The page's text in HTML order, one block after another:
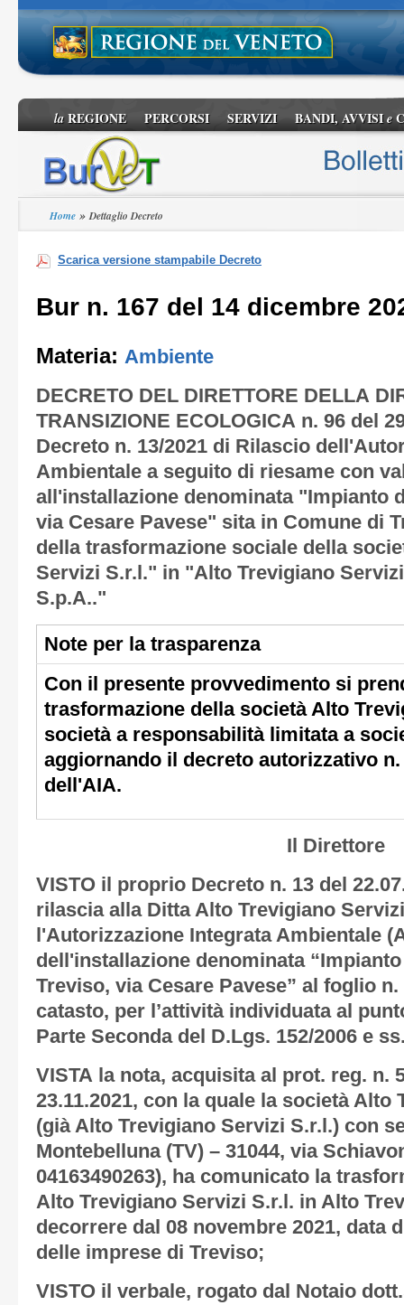
laREGIONE PERCORSI SERVIZI BANDI, AVVISIe
Home »Dettaglio Decreto
Scarica versione stampabile Decreto
Bur n. 167 del 14 dicembre
Materia: Ambiente
DECRETO DEL DIRETTORE DELLA
TRANSIZIONE ECOLOGICA n. 96 del
Decreto n. 13/2021 di Rilascio
Ambientale a seguito di riesame con
all'installazione denominata "Impianto
via Cesare Pavese" sita in Comune di
della trasformazione sociale della
Servizi S.r.l." in "Alto Trevigiano
S.p.A.."
Note per la trasparenza
Con il presente provvedimento si
trasformazione della società Alto
società a responsabilità limitata a
aggiornando il decreto autorizzativo
dell'AIA.
Il Direttore
VISTO il proprio Decreto n. 13 del
rilascia alla Ditta Alto Trevigiano
l'Autorizzazione Integrata Ambientale
dell'installazione denominata
Treviso, via Cesare Pavese” al foglio
catasto, per l’attività individuata al
Parte Seconda del D.Lgs. 152/2006 e
VISTA la nota, acquisita al prot. reg. n.
23.11.2021, con la quale la società Alto
(già Alto Trevigiano Servizi S.r.l.) con
Montebelluna (TV) – 31044, via
04163490263), ha comunicato la
Alto Trevigiano Servizi S.r.l. in Alto
decorrere dal 08 novembre 2021, data
delle imprese di Treviso;
VISTO il verbale, rogato dal Notaio